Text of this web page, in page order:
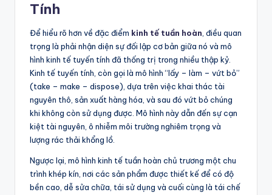
Tính
Để hiểu rõ hơn về đặc điểm kinh tế tuần hoàn, điều quan
trọng là phải nhận diện sự đối lập cơ bản giữa nó và mô
hình kinh tế tuyến tính đã thống trị trong nhiều thập kỷ.
Kinh tế tuyến tính, còn gọi là mô hình “lấy – làm – vứt bỏ”
(take – make – dispose), dựa trên việc khai thác tài
nguyên thô, sản xuất hàng hóa, và sau đó vứt bỏ chúng
khi không còn sử dụng được. Mô hình này dẫn đến sự cạn
kiệt tài nguyên, ô nhiễm môi trường nghiêm trọng và
lượng rác thải khổng lồ.
Ngược lại, mô hình kinh tế tuần hoàn chủ trương một chu
trình khép kín, nơi các sản phẩm được thiết kế để có độ
bền cao, dễ sửa chữa, tái sử dụng và cuối cùng là tái chế